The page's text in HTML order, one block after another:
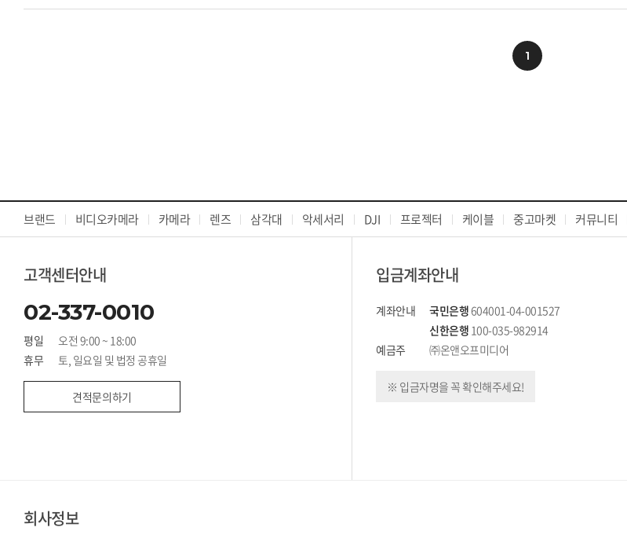
1
브랜드 비디오카메라 카메라 렌즈 삼각대 악세서리 DJI 프로젝터 케이블 중고마켓 커뮤니티
고객센터안내
02-337-0010
평일
오전 9:00 ~ 18:00
휴무
토, 일요일 및 법정 공휴일
견적문의하기
입금계좌안내
계좌안내 국민은행604001-04-001527
신한은행 100-035-982914
예금주
㈜온앤오프미디어
※ 입금자명을 꼭 확인해주세요!
회사정보